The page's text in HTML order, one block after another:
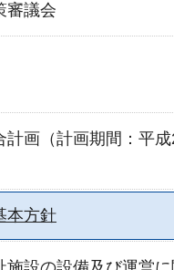
審議会
計画（計画期間：平
本方針